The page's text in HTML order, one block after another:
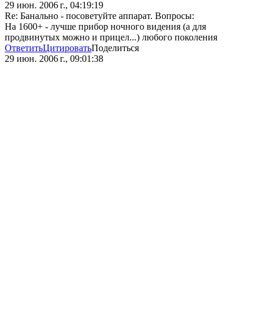
29 июн. 2006 г., 04:19:19
Re: Банально - посоветуйте аппарат. Вопросы:
На 1600+ - лучше прибор ночного видения (а для
продвинутых можно и прицел...) любого поколения
ОтветитьЦитироватьПоделиться
29 июн. 2006 г., 09:01:38